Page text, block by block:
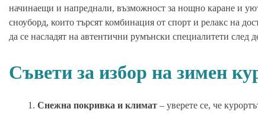
начинаещи и напреднали, възможност за нощно каране и
сноуборд, които търсят комбинация от спорт и релакс на
да се насладят на автентични румънски специалитети след
Съвети за избор на зимен
Снежна покривка и климат – уверете се, че